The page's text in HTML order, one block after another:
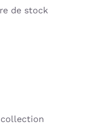
de stock
collection